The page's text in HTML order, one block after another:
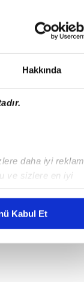
Hakkında
daha iyi reklam
ve sizlere en iyi
karşılamak
Kabul Et